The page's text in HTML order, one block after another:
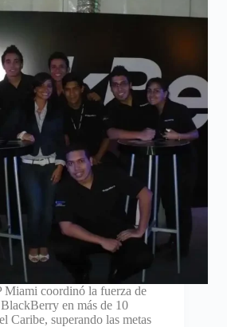
Miami coordinó la fuerza de
en más de 10
Caribe, superando las metas